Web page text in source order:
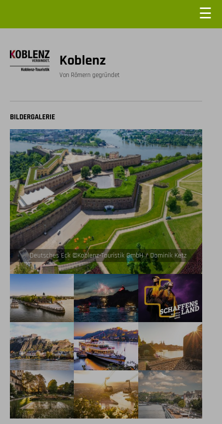
☰
Koblenz
Von Römern gegründet
BILDERGALERIE
Deutsches Eck ©Koblenz-Touristik GmbH / Dominik Ketz